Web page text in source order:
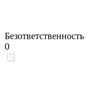
Безответственность
0